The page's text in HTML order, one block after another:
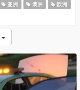
亚洲 澳洲
欧洲